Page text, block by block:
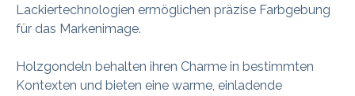
Lackiertechnologien ermöglichen präzise Farbgebung
für das Markenimage.
Holzgondeln behalten ihren Charme in bestimmten
Kontexten und bieten eine warme, einladende